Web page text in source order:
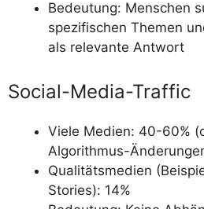
Bedeutung: Menschen
spezifischen Themen
als relevante Antwort
Social-Media-Traffic
Viele Medien: 40-60%
Algorithmus-
Qualitätsmedien
Stories): 14%